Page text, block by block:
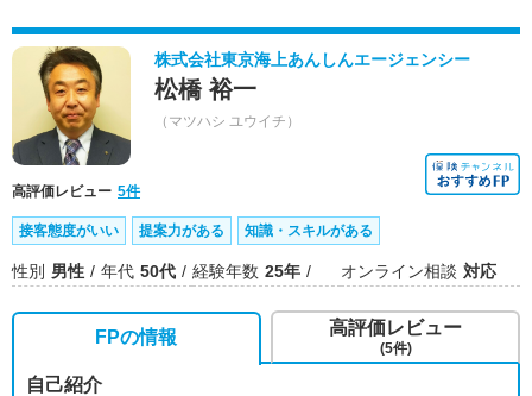
株式会社東京海上あんしんエージェンシー
松橋 裕一
（マツハシ ユウイチ）
高評価レビュー 5件
接客態度がいい 提案力がある 知識・スキルがある
性別 男性 年代 50代 経験年数 25年 オンライン相談 対応
FPの情報
自己紹介
高評価レビュー
(5件)